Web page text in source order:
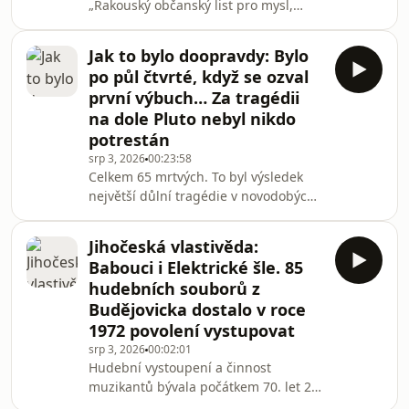
„Rakouský občanský list pro mysl,
ve Vyšším Brodě na Českokrumlovsku.
Jeho autorem byl publicista a
spisovatel Benedikt Pillwein, který žil v
nedalekém Linci.Všechno z tématu
Historie můžete pohodlně poslouchat
v mobilní aplikaci mujRozhlas pro
Android a iOS nebo na webu
mujRozhlas.cz.
Jak to bylo doopravdy: Bylo
po půl čtvrté, když se ozval
první výbuch… Za tragédii
na dole Pluto nebyl nikdo
potrestán
srp 3, 202600:23:58
Celkem 65 mrtvých. To byl výsledek
největší důlní tragédie v novodobých
hnědouhelném revíru Mostecké
pánve v tamním dole Pluto. Zároveň je
tato tragická událost upozorněním na
to, jakou hodnotu měly v éře
komunistického státu lidské životy.
Opomenout nelze ani pohodlí a
laxnost těch, kteří zavinili to, že viníci
nebyli potrestáni ani v době
Jihočeská vlastivěda:
Babouci i Elektrické šle. 85
hudebních souborů z
Budějovicka dostalo v roce
1972 povolení vystupovat
srp 3, 202600:02:01
Hudební vystoupení a činnost
muzikantů bývala počátkem 70. let 20.